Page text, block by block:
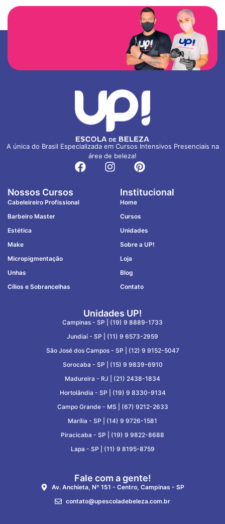
A única do Brasil Especializada em Cursos Intensivos Presenciais na
área de beleza!
Nossos Cursos
Cabeleireiro Profissional
Barbeiro Master
Estética
Make
Micropigmentação
Unhas
Cílios e Sobrancelhas
Institucional
Home
Cursos
Unidades
Sobre a UP!
Loja
Blog
Contato
Unidades UP!
Campinas - SP | (19) 9 8889-1733
Jundiaí - SP | (11) 9 6573-2959
São José dos Campos - SP | (12) 9 9152-5047
Sorocaba - SP | (15) 9 9839-6910
Madureira - RJ | (21) 2438-1834
Hortolândia - SP | (19) 9 8330-9134
Campo Grande - MS | (67) 9212-2633
Marília - SP | (14) 9 9726-1581
Piracicaba - SP | (19) 9 9822-8688
Lapa - SP | (11) 9 8195-8759
Fale com a gente!
Av. Anchieta, Nº 151 - Centro, Campinas - SP
contato@upescoladebeleza.com.br